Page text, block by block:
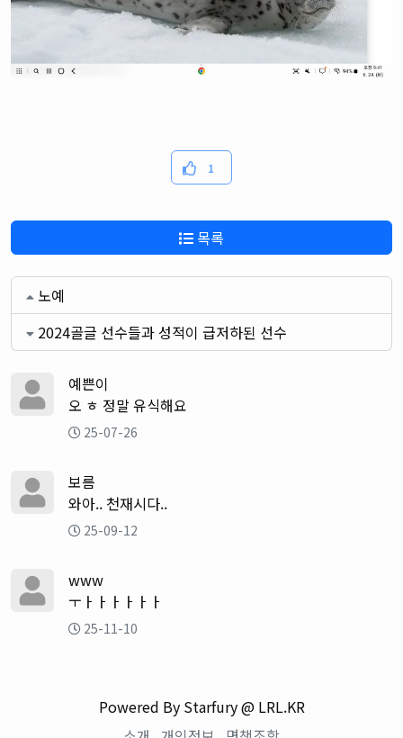
1
목록
노예
2024골글 선수들과 성적이 급저하된 선수
예쁜이
오 ㅎ 정말 유식해요
25-07-26
보름
와아.. 천재시다..
25-09-12
www
ㅜㅏㅏㅏㅏㅏㅏ
25-11-10
Powered By Starfury @ LRL.KR